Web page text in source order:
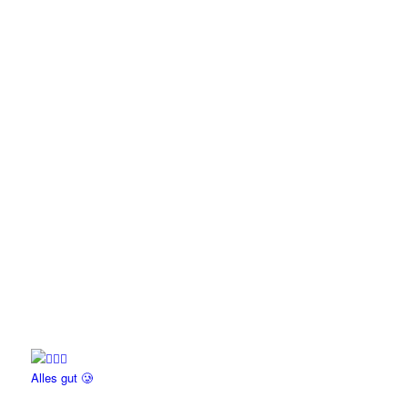
Alles gut 🥲